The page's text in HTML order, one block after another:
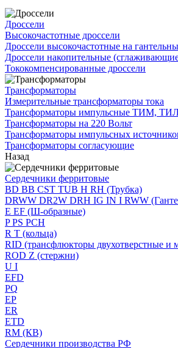
Дроссели
Высокочастотные дроссели
Дроссели высокочастотные на
Дроссели накопительные
Тококомпенсированные дроссели
Трансформаторы
Измерительные трансформаторы тока
Трансформаторы импульсные ТИМ,
Трансформаторы на 220 Вольт
Трансформаторы импульсных
Трансформаторы согласующие
Назад
Сердечники ферритовые
BD BB CST TUB H RH (Трубка)
DRWW DR2W DRH IG IN I RWW
E EF (Ш-образные)
P PS PCH
R T (кольца)
RID (трансфлюкторы двухотверстные и
ROD Z (стержни)
U I
EFD
PQ
EP
ER
ETD
RM (КВ)
Сердечники производства РФ